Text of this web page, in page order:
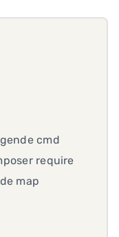
cmd
require
map